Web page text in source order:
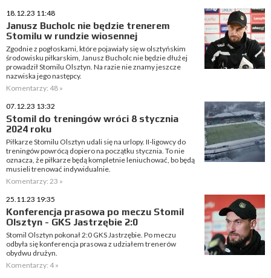
18.12.23 11:48
Janusz Bucholc nie będzie trenerem
Stomilu w rundzie wiosennej
Zgodnie z pogłoskami, które pojawiały się w olsztyńskim
środowisku piłkarskim, Janusz Bucholc nie będzie dłużej
prowadził Stomilu Olsztyn. Na razie nie znamy jeszcze
nazwiska jego następcy.
Komentarzy: 48 »
07.12.23 13:32
Stomil do treningów wróci 8 stycznia
2024 roku
Piłkarze Stomilu Olsztyn udali się na urlopy. II-ligowcy do
treningów powrócą dopiero na początku stycznia. To nie
oznacza, że piłkarze będą kompletnie leniuchować, bo będą
musieli trenować indywidualnie.
Komentarzy: 23 »
25.11.23 19:35
Konferencja prasowa po meczu Stomil
Olsztyn - GKS Jastrzębie 2:0
Stomil Olsztyn pokonał 2:0 GKS Jastrzębie. Po meczu
odbyła się konferencja prasowa z udziałem trenerów
obydwu drużyn.
Komentarzy: 4 »